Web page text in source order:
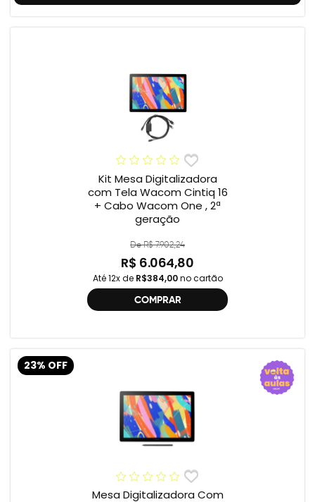
Kit Mesa Digitalizadora
com Tela Wacom Cintiq 16
+ Cabo Wacom One , 2ª
geração
De R$ 7.902,24
R$ 6.064,80
Até 12x de R$384,00no cartão
COMPRAR
23% OFF
Mesa Digitalizadora Com